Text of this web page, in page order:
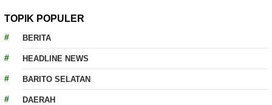
TOPIK POPULER
BERITA
HEADLINE NEWS
BARITO SELATAN
DAERAH